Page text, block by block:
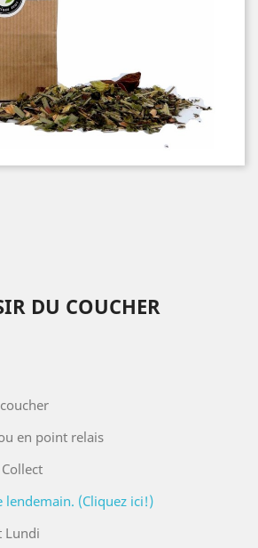
DU COUCHER
en point relais
lendemain. (Cliquez ici!)
Lundi